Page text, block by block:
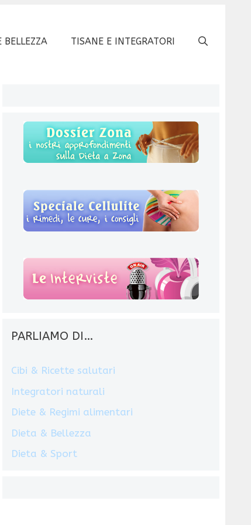
BELLEZZA TISANE E INTEGRATORI
PARLIAMO DI…
Cibi & Ricette salutari
Integratori naturali
Diete & Regimi alimentari
Dieta & Bellezza
Dieta & Sport